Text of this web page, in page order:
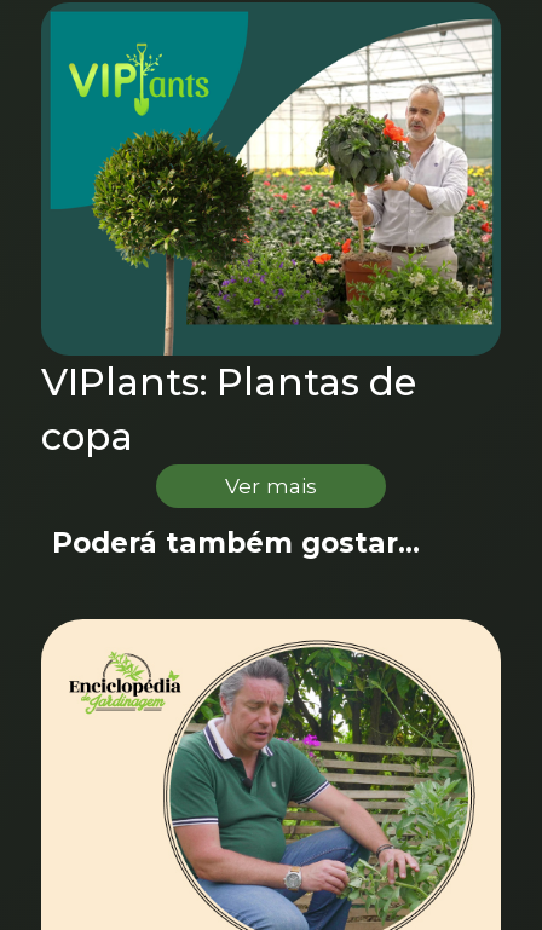
VIPlants: Plantas de
copa
Ver mais
Poderá também gostar...